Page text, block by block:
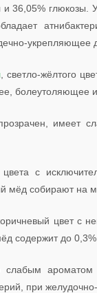
36,05%
укрепляющее
, светло-жёлтого
болеутоляющее и
имеет
цвета с
мёд собирают на
цвет с
содержит до 0,3%
ароматом
при